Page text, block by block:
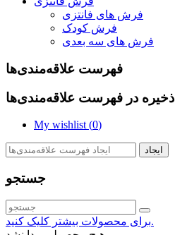
فرش های فانتزی
فرش کودک
فرش های سه بعدی
فهرست علاقه‌مندی‌ها
ذخیره در فهرست علاقه‌مندی‌ها
My wishlist (0)
ایجاد
جستجو
برای محصولات بیشتر کلیک کنید.